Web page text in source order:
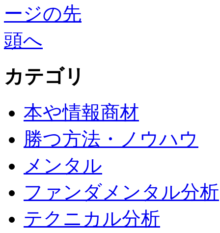
カテゴリ
本や情報商材
勝つ方法・ノウハウ
メンタル
ファンダメンタル分析
テクニカル分析